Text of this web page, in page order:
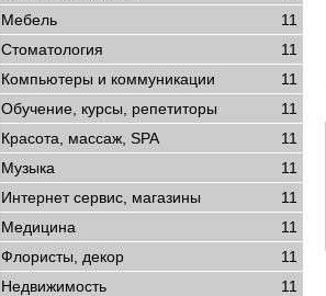
Мебель
11
Стоматология
11
Компьютеры и коммуникации
11
Обучение, курсы, репетиторы
11
Красота, массаж, SPA
11
Музыка
11
Интернет сервис, магазины
11
Медицина
11
Флористы, декор
11
Недвижимость
11